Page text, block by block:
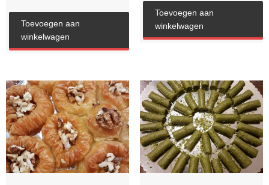
Toevoegen aan
winkelwagen
Toevoegen aan
winkelwagen